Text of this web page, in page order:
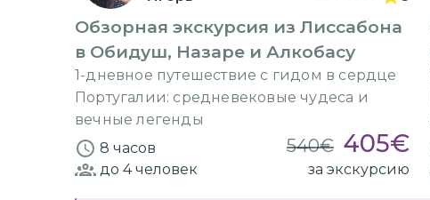
Обзорная экскурсия из Лиссабона
в Обидуш, Назаре и Алкобасу
1-дневное путешествие с гидом в сердце
Португалии: средневековые чудеса и
вечные легенды
8 часов
540€ 405€
до 4человек за экскурсию